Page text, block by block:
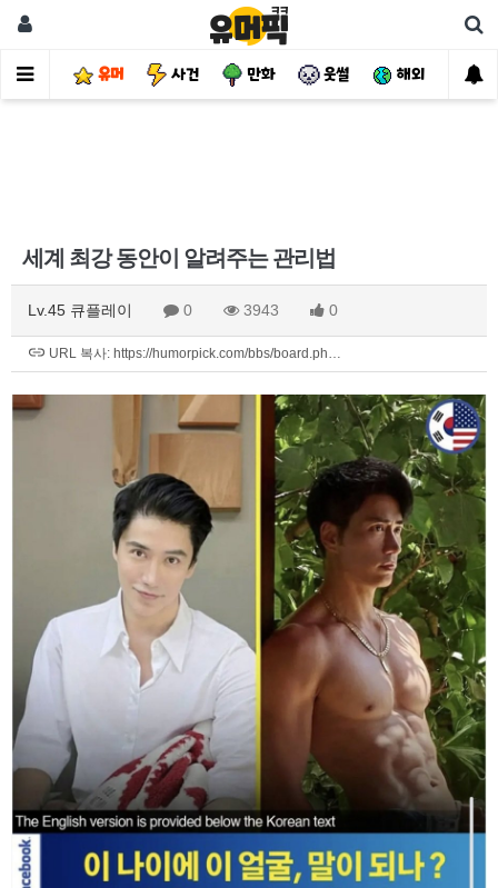
유머 사건 만화 웃썰 해외 핫
세계 최강 동안이 알려주는 관리법
Lv.45 큐플레이 0 3943 0
URL 복사: https://humorpick.com/bbs/board.ph…